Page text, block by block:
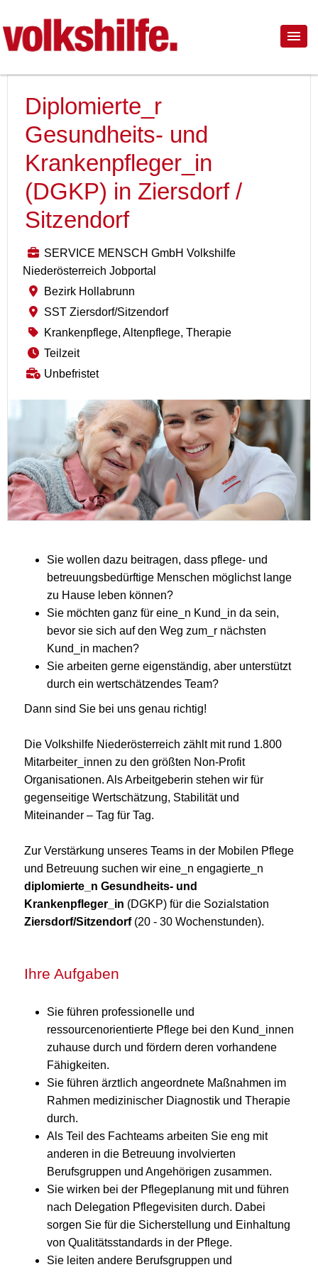
Diplomierte_r
Gesundheits- und
Krankenpfleger_in
(DGKP) in Ziersdorf /
Sitzendorf
SERVICE MENSCH GmbH Volkshilfe
Niederösterreich Jobportal
Bezirk Hollabrunn
SST Ziersdorf/Sitzendorf
Krankenpflege, Altenpflege, Therapie
Teilzeit
Unbefristet
Sie wollen dazu beitragen, dass pflege- und
betreuungsbedürftige Menschen möglichst lange
zu Hause leben können?
Sie möchten ganz für eine_n Kund_in da sein,
bevor sie sich auf den Weg zum_r nächsten
Kund_in machen?
Sie arbeiten gerne eigenständig, aber unterstützt
durch ein wertschätzendes Team?
Dann sind Sie bei uns genau richtig!
Die Volkshilfe Niederösterreich zählt mit rund 1.800
Mitarbeiter_innen zu den größten Non-Profit
Organisationen. Als Arbeitgeberin stehen wir für
gegenseitige Wertschätzung, Stabilität und
Miteinander – Tag für Tag.
Zur Verstärkung unseres Teams in der Mobilen Pflege
und Betreuung suchen wir eine_n engagierte_n
diplomierte_n Gesundheits- und
Krankenpfleger_in (DGKP) für die Sozialstation
Ziersdorf/Sitzendorf(20 - 30 Wochenstunden).
Ihre Aufgaben
Sie führen professionelle und
ressourcenorientierte Pflege bei den Kund_innen
zuhause durch und fördern deren vorhandene
Fähigkeiten.
Sie führen ärztlich angeordnete Maßnahmen im
Rahmen medizinischer Diagnostik und Therapie
durch.
Als Teil des Fachteams arbeiten Sie eng mit
anderen in die Betreuung involvierten
Berufsgruppen und Angehörigen zusammen.
Sie wirken bei der Pflegeplanung mit und führen
nach Delegation Pflegevisiten durch. Dabei
sorgen Sie für die Sicherstellung und Einhaltung
von Qualitätsstandards in der Pflege.
Sie leiten andere Berufsgruppen und